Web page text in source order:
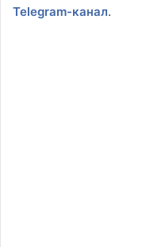
Telegram-канал.